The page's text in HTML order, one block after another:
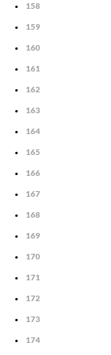
158
159
160
161
162
163
164
165
166
167
168
169
170
171
172
173
174